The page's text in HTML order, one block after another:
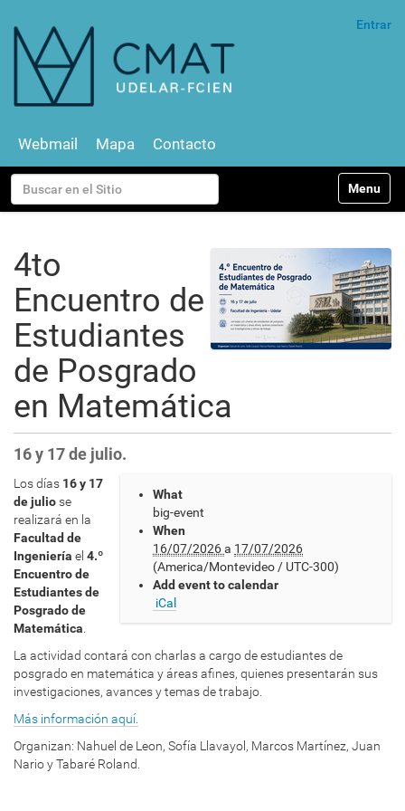
Buscar
Búsqueda Avanzada…
Entrar
Webmail Mapa Contacto
v
Toggle
4to
Encuentro de
Estudiantes
de Posgrado
en Matemática
16 y 17 de julio.
h
t
t
p
s
:
/
/
w
w
.
c
m
t
.
What
big-event
When
16/07/2026a 17/07/2026
(America/Montevideo / UTC-300)
Add event to calendar
iCal
Los días 16 y 17
de juliose
realizará en la
Facultad de
Ingeniería el 4.º
Encuentro de
Estudiantes de
Posgrado de
Matemática
La actividad contará con charlas a cargo de estudiantes de
posgrado en matemática y áreas afines, quienes presentarán sus
investigaciones, avances y temas de trabajo.
Más información aquí.
Organizan: Nahuel de Leon, Sofía Llavayol, Marcos Martínez, Juan
Nario y Tabaré Roland.